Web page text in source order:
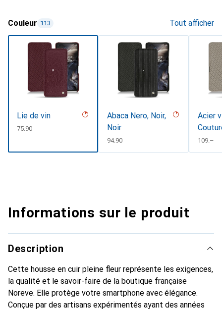
Couleur 113 Tout afficher
Lie de vin
CHF
75.90
Abaca Nero, Noir,
Noir
CHF
94.90
Acier
CHF
109.–
Informations sur le produit
Description
Cette housse en cuir pleine fleur représente les exigences,
la qualité et le savoir-faire de la boutique française
Noreve. Elle protège votre smartphone avec élégance.
Conçue par des artisans expérimentés ayant des années